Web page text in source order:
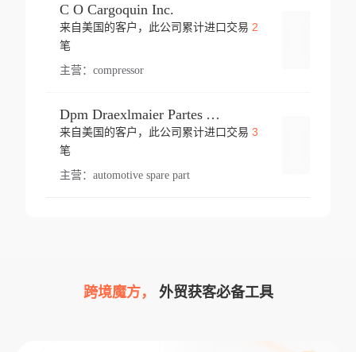
C O Cargoquin Inc.
来自美国的客户，此公司累计进口交易 2
笔
主营： compressor
Dpm Draexlmaier Partes Automotrices Corr Ind Huejotzingo
来自美国的客户，此公司累计进口交易 3
笔
主营： automotive spare part
跨境魔方， 外贸获客必备工具